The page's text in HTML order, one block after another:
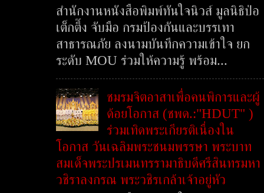
สำนักงานหนังสือพิมพ์ทันใจนิวส์ มูลนิธิป่อ
เต็กตึ๊ง จับมือ กรมป้องกันและบรรเทา
สาธารณภัย ลงนามบันทึกความเข้าใจ ยก
ระดับ MOU ร่วมให้ความรู้ พร้อม...
ชมรมจิตอาสาเพื่อคนพิการและผู้
ด้อยโอกาส (ชพด.:"HDUT" )
ร่วมเทิดพระเกียรติเนื่องใน
โอกาส วันเฉลิมพระชนมพรรษา พระบาท
สมเด็จพระปรเมนทรรามาธิบดีศรีสินทรมหา
วชิราลงกรณ พระวชิรเกล้าเจ้าอยู่หัว